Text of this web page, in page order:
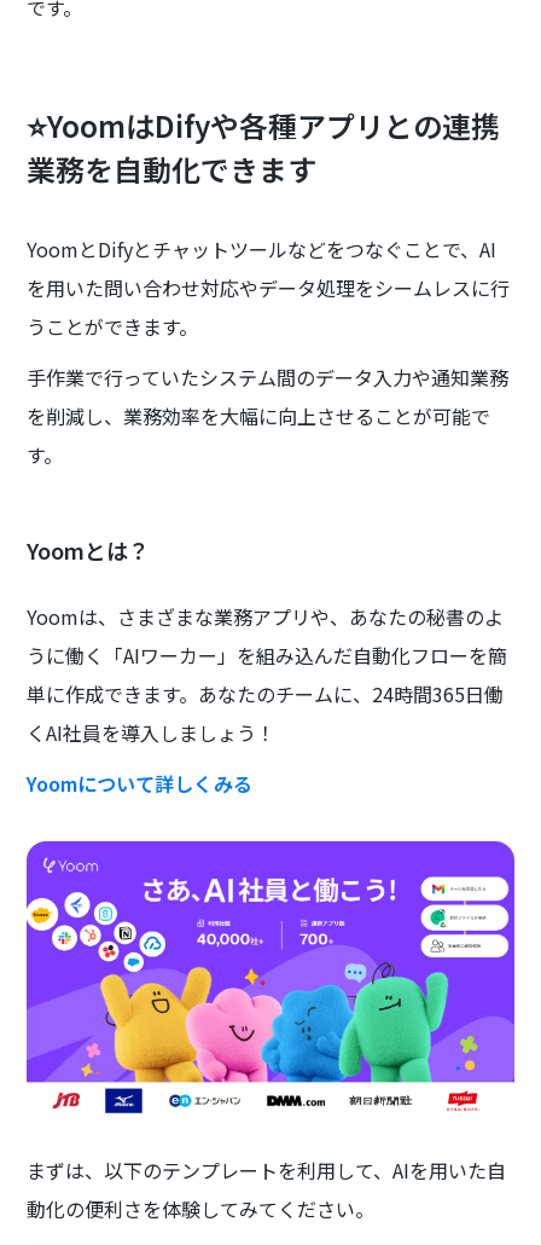
です。
⭐YoomはDifyや各種アプリとの連携
業務を自動化できます
YoomとDifyとチャットツールなどをつなぐことで、AI
を用いた問い合わせ対応やデータ処理をシームレスに行
うことができます。
手作業で行っていたシステム間のデータ入力や通知業務
を削減し、業務効率を大幅に向上させることが可能で
す。
Yoomとは？
Yoomは、さまざまな業務アプリや、あなたの秘書のよ
うに働く「AIワーカー」を組み込んだ自動化フローを簡
単に作成できます。あなたのチームに、24時間365日働
くAI社員を導入しましょう！
Yoomについて詳しくみる
まずは、以下のテンプレートを利用して、AIを用いた自
動化の便利さを体験してみてください。